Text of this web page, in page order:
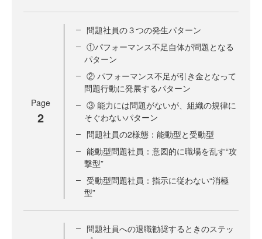
Page
2
問題社員の３つの発生パターン
①パフォーマンス不足自体が問題となる
パターン
② パフォーマンス不足が引き金となって
問題行動に発展するパターン
③ 能力には問題がないが、組織の規律に
そぐわないパターン
問題社員の2様態：能動型と受動型
能動型問題社員：意図的に職場を乱す“攻
撃型”
受動型問題社員：指示に従わない“消極
型”
問題社員への退職勧奨するときのステッ